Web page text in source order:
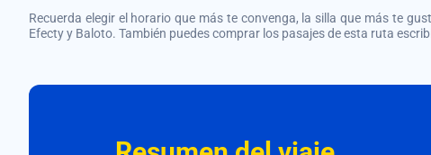
Recuerda elegir el horario que más te convenga, la silla que más te
Efecty y Baloto. También puedes comprar los pasajes de esta ruta